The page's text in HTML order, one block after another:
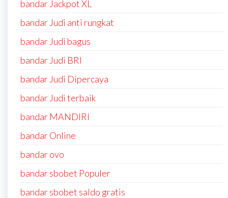
bandar Jackpot XL
bandar Judi anti rungkat
bandar Judi bagus
bandar Judi BRI
bandar Judi Dipercaya
bandar Judi terbaik
bandar MANDIRI
bandar Online
bandar ovo
bandar sbobet Populer
bandar sbobet saldo gratis